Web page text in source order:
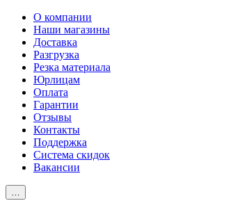
О компании
Наши магазины
Доставка
Разгрузка
Резка материала
Юрлицам
Оплата
Гарантии
Отзывы
Контакты
Поддержка
Система скидок
Вакансии
…